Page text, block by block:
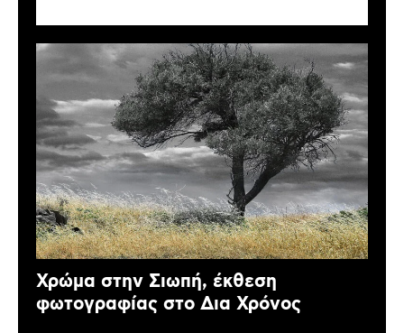
Χρώμα στην Σιωπή, έκθεση
φωτογραφίας στο Δια Χρόνος